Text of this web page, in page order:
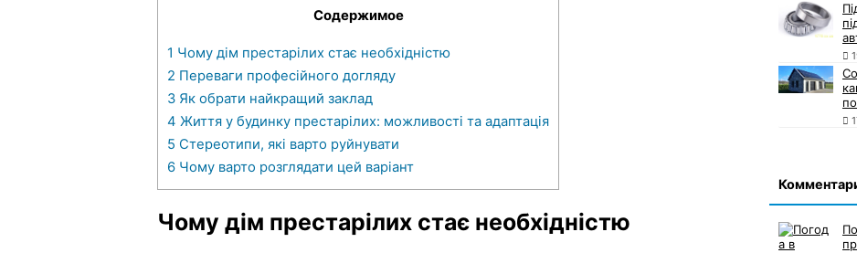
Содержимое
1 Чому дім престарілих стає необхідністю
2 Переваги професійного догляду
3 Як обрати найкращий заклад
4 Життя у будинку престарілих: можливості та адаптація
5 Стереотипи, які варто руйнувати
6 Чому варто розглядати цей варіант
Чому дім престарілих стає необхідністю